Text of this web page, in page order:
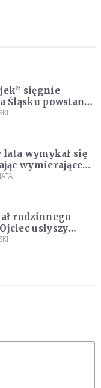
sięgnie
Śląsku powstanie
lata wymykał się
wymierające
popełnił
rodzinnego
usłyszy